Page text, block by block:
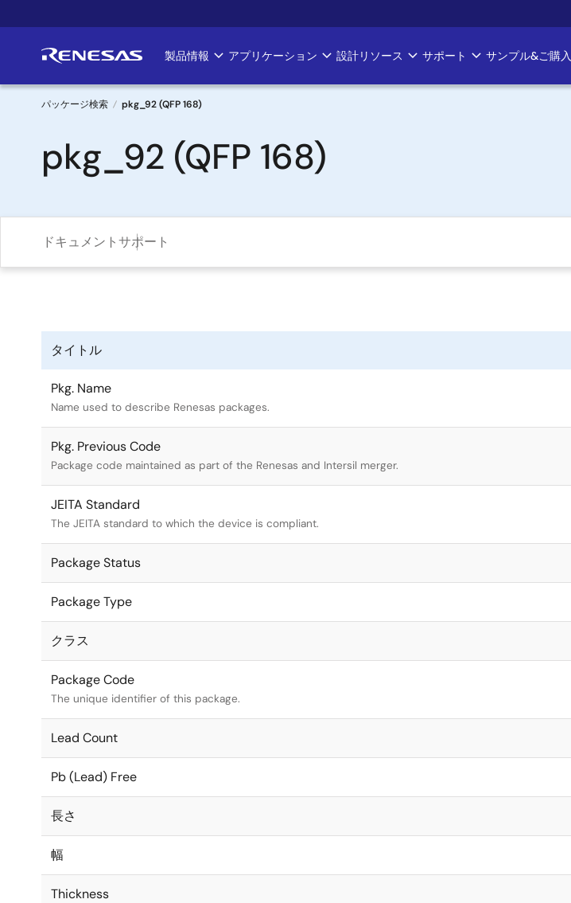
イ
ン
Main
navigation
製品情報 アプリケーション 設計リソース サポート サンプル&ご購入
パ
ン
く
ず
パッケージ検索 pkg_92 (QFP 168)
pkg_92 (QFP 168)
ドキュメントサポート
タイトル
Pkg. Name
Name used to describe Renesas packages.
Pkg. Previous Code
Package code maintained as part of the Renesas and Intersil merger.
JEITA Standard
The JEITA standard to which the device is compliant.
Package Status
Package Type
クラス
Package Code
The unique identifier of this package.
Lead Count
Pb (Lead) Free
長さ
幅
Thickness